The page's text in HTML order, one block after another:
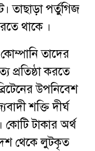
তাছাড়া পর্তুগিজ
থাকে ।
তাদের
প্রতিষ্ঠা করতে
উপনিবেশ
শক্তি দীর্ঘ
টাকার অর্থ
থেকে লুটকৃত